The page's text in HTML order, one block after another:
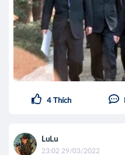
4 Thích
LuLu
23:02 29/03/2022